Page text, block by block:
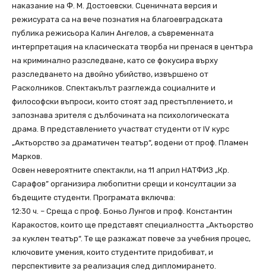
наказание на Ф. М. Достоевски. Сценичната версия и
режисурата са на вече познатия на благоевградската
публика режисьора Калин Ангелов, а съвременната
интерпретация на класическата творба ни пренася в центъра
на криминално разследване, като се фокусира върху
разследването на двойно убийство, извършено от
Расколников. Спектакълът разглежда социалните и
философски въпроси, които стоят зад престъплението, и
запознава зрителя с дълбочината на психологическата
драма. В представлението участват студенти от IV курс
„Актьорство за драматичен театър“, водени от проф. Пламен
Марков.
Освен невероятните спектакли, на 11 април НАТФИЗ „Кр.
Сарафов” организира любопитни срещи и консултации за
бъдещите студенти. Програмата включва:
12:30 ч. – Среща с проф. Боньо Лунгов и проф. Константин
Каракостов, които ще представят специалността „Актьорство
за куклен театър“. Те ще разкажат повече за учебния процес,
ключовите умения, които студентите придобиват, и
перспективите за реализация след дипломирането.